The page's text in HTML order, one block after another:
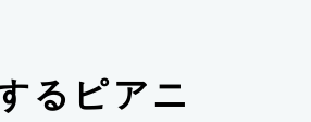
るピアニ